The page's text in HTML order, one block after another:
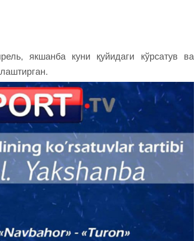
якшанба куни қуйидаги кўрсатув ва